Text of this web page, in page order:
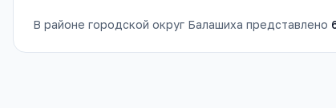
В районе городской округ Балашиха представлено